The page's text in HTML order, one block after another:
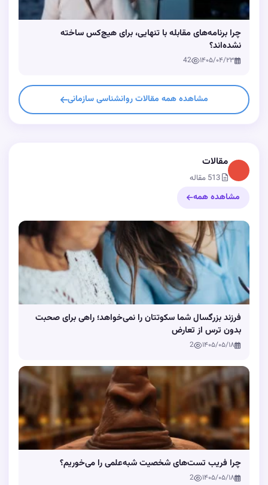
چرا برنامه‌های مقابله با تنهایی، برای هیچ‌کس ساخته
نشده‌اند؟
۱۴۰۵/۰۴/۲۳ 42
مشاهده همه مقالات روانشناسی سازمانی
مقالات
مشاهده همه
فرزند بزرگسال شما سکوتتان را نمی‌خواهد؛ راهی برای صحبت
بدون ترس از تعارض
۱۴۰۵/۰۵/۱۸ 2
چرا فریب تست‌های شخصیت شبه‌علمی را می‌خوریم؟
۱۴۰۵/۰۵/۱۸ 2